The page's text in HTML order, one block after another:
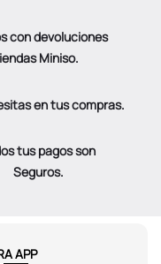
con devoluciones
Miniso.
en tus compras.
tus pagos son
Seguros.
APP